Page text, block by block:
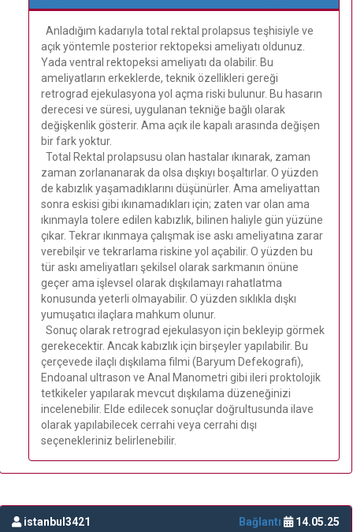
Anladığım kadarıyla total rektal prolapsus teşhisiyle ve
açık yöntemle posterior rektopeksi ameliyatı oldunuz.
Yada ventral rektopeksi ameliyatı da olabilir. Bu
ameliyatların erkeklerde, teknik özellikleri gereği
retrograd ejekulasyona yol açma riski bulunur. Bu hasarın
derecesi ve süresi, uygulanan tekniğe bağlı olarak
değişkenlik gösterir. Ama açık ile kapalı arasında değişen
bir fark yoktur.
Total Rektal prolapsusu olan hastalar ıkınarak, zaman
zaman zorlananarak da olsa dışkıyı boşaltırlar. O yüzden
de kabızlık yaşamadıklarını düşünürler. Ama ameliyattan
sonra eskisi gibi ıkınamadıkları için; zaten var olan ama
ıkınmayla tolere edilen kabızlık, bilinen haliyle gün yüzüne
çıkar. Tekrar ıkınmaya çalışmak ise askı ameliyatına zarar
verebilşir ve tekrarlama riskine yol açabilir. O yüzden bu
tür askı ameliyatları şekilsel olarak sarkmanın önüne
geçer ama işlevsel olarak dışkılamayı rahatlatma
konusunda yeterli olmayabilir. O yüzden sıklıkla dışkı
yumuşatıcı ilaçlara mahkum olunur.
Sonuç olarak retrograd ejekulasyon için bekleyip görmek
gerekecektir. Ancak kabızlık için birşeyler yapılabilir. Bu
çerçevede ilaçlı dışkılama filmi (Baryum Defekografi),
Endoanal ultrason ve Anal Manometri gibi ileri proktolojik
tetkikeler yapılarak mevcut dışkılama düzeneğinizi
incelenebilir. Elde edilecek sonuçlar doğrultusunda ilave
olarak yapılabilecek cerrahi veya cerrahi dışı
seçenekleriniz belirlenebilir.
istanbul3421 Bağlantı 14.05.25